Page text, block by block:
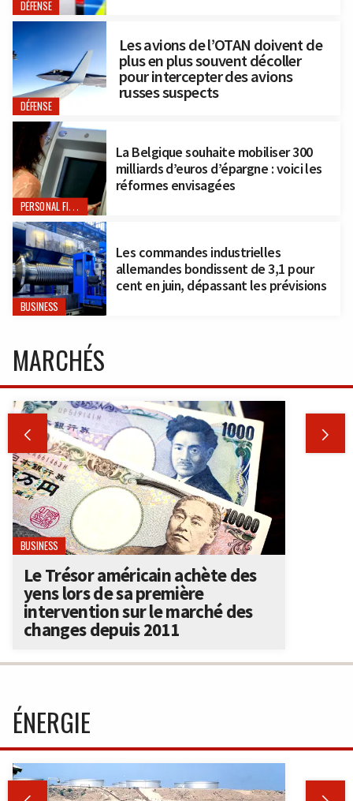
DÉFENSE
DÉFENSE
Les avions de l’OTAN doivent de
plus en plus souvent décoller
pour intercepter des avions
russes suspects
PERSONAL FINANCE
La Belgique souhaite mobiliser 300
milliards d’euros d’épargne : voici les
réformes envisagées
BUSINESS
Les commandes industrielles
allemandes bondissent de 3,1 pour
cent en juin, dépassant les prévisions
MARCHÉS
 
BUSINESS
Le Trésor américain achète des
yens lors de sa première
intervention sur le marché des
changes depuis 2011
ÉNERGIE